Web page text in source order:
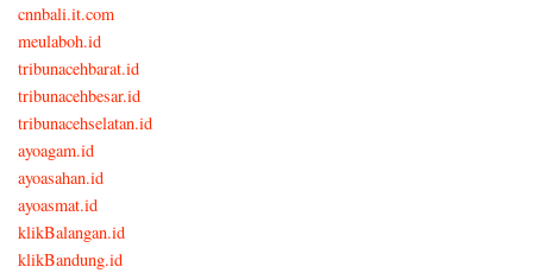
cnnbali.it.com
meulaboh.id
tribunacehbarat.id
tribunacehbesar.id
tribunacehselatan.id
ayoagam.id
ayoasahan.id
ayoasmat.id
klikBalangan.id
klikBandung.id